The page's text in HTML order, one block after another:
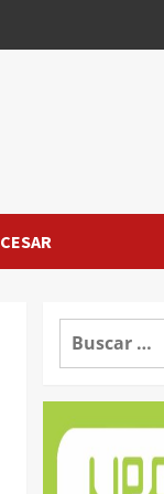
CESAR
Buscar: